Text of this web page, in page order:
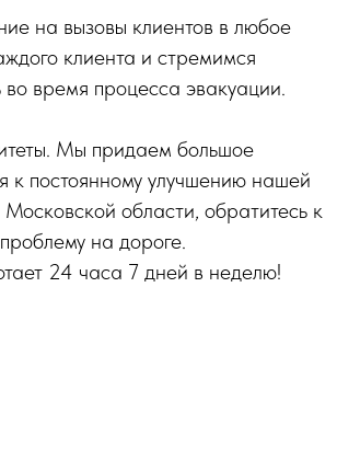
на вызовы клиентов в любое
клиента и стремимся
время процесса эвакуации.
Мы придаем большое
к постоянному улучшению нашей
области, обратитесь к
на дороге.
24 часа 7 дней в неделю!